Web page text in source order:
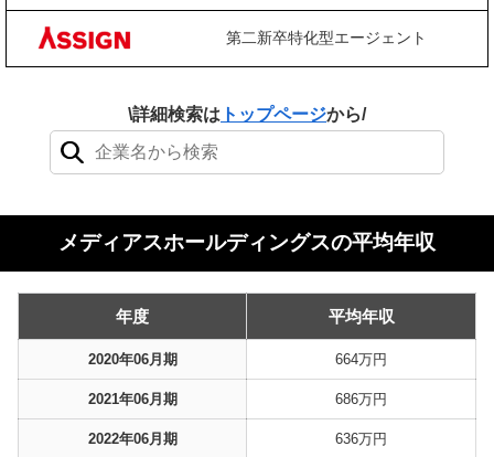
第二新卒特化型エージェント
\詳細検索は トップページから/
メディアスホールディングスの平均年収
年度 平均年収
2020年06月期 664万円
2021年06月期 686万円
2022年06月期 636万円